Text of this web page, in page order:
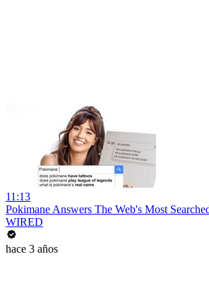
11:13
Pokimane Answers The Web's Most
WIRED
hace 3 años